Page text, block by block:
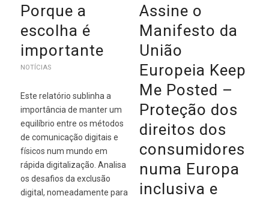
Porque a
escolha é
importante
NOTÍCIAS
Este relatório sublinha a
importância de manter um
equilíbrio entre os métodos
de comunicação digitais e
físicos num mundo em
rápida digitalização. Analisa
os desafios da exclusão
digital, nomeadamente para
Assine o
Manifesto da
União
Europeia Keep
Me Posted –
Proteção dos
direitos dos
consumidores
numa Europa
inclusiva e